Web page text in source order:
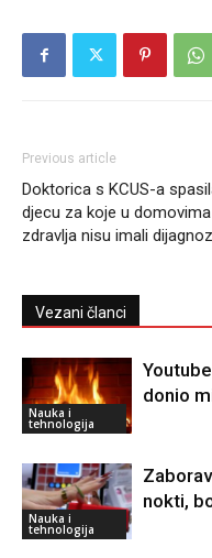
Previous article
Doktorica s KCUS-a
djecu za koje u domovima
zdravlja nisu imali
Vezani članci
Nauka i
tehnologija
donio
Nauka i
tehnologija
nokti,